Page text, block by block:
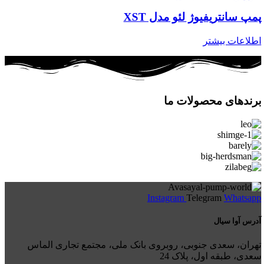
پمپ سانتریفیوژ لئو مدل XST
اطلاعات بیشتر
برندهای محصولات ما
Instagram Telegram Whatsapp
آدرس آوا سیال
تهران، سعدی جنوبی، روبروی بانک ملی، مجتمع تجاری الماس
سعدی، طبقه اول، پلاک 24